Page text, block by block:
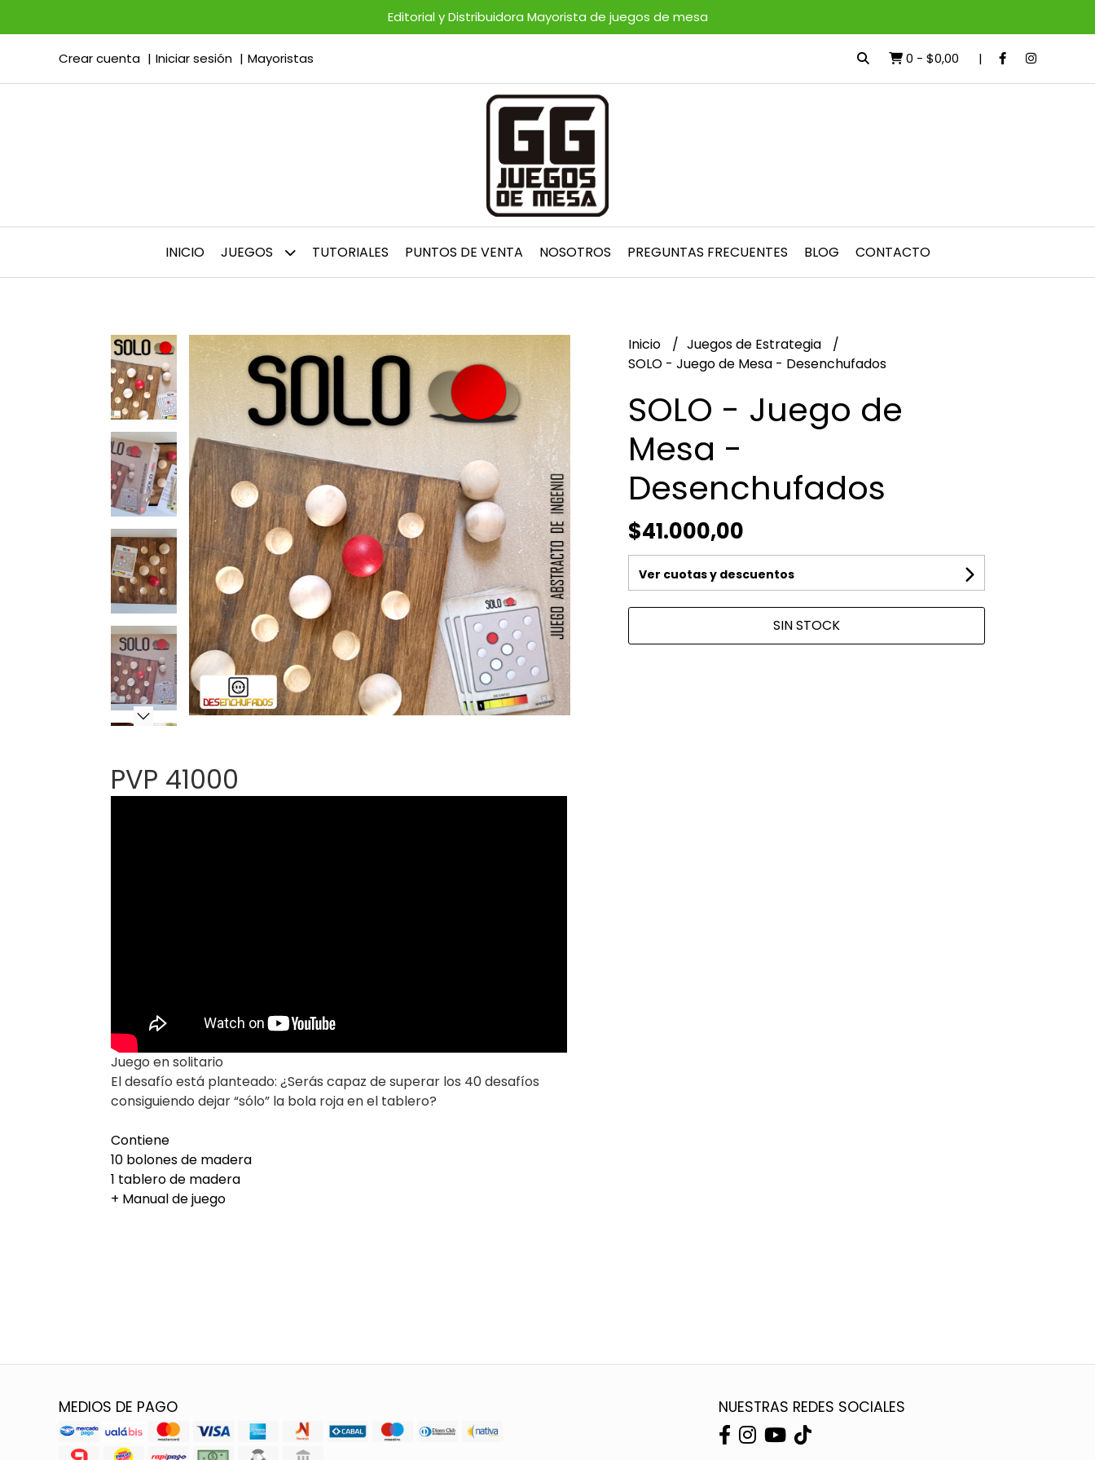
Editorial y Distribuidora Mayorista de juegos de mesa
Crear cuenta Iniciar sesión Mayoristas 0 - $0,00
INICIO JUEGOS TUTORIALES PUNTOS DE VENTA NOSOTROS PREGUNTAS FRECUENTES BLOG CONTACTO
PVP 41000
Juego en solitario
El desafío está planteado: ¿Serás capaz de superar los 40 desafíos
consiguiendo dejar “sólo” la bola roja en el tablero?
Contiene
10 bolones de madera
1 tablero de madera
+ Manual de juego
Inicio
Juegos de Estrategia
SOLO - Juego de Mesa - Desenchufados
SOLO - Juego de
Mesa -
Desenchufados
$41.000,00
Ver cuotas y descuentos
SIN STOCK
MEDIOS DE PAGO NUESTRAS REDES SOCIALES